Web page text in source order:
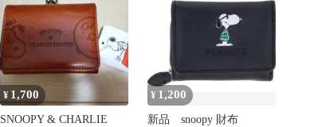
¥ 1,700
SNOOPY & CHARLIE
¥ 1,200
新品 snoopy 財布